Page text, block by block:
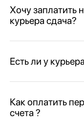
Хочу заплатить
курьера сдача?
Есть ли у
Как оплатить
счета ?